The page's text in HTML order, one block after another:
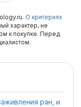
О критериях
характер, не
к покупке. Перед
ран, и